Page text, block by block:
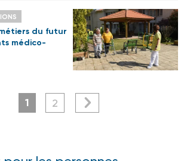
du futur
médico-
1 2